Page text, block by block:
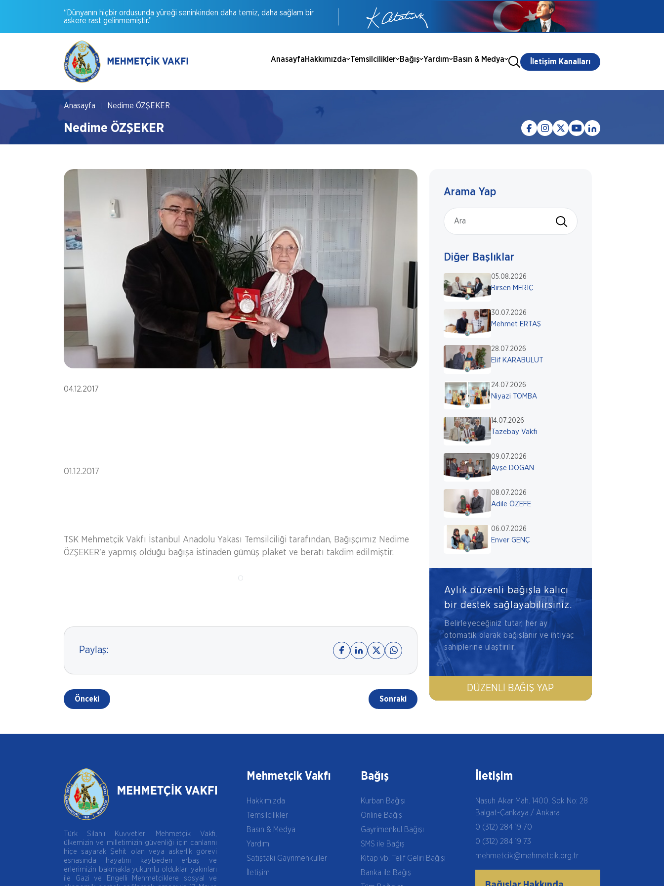
“Dünyanın hiçbir ordusunda yüreği seninkinden daha temiz, daha sağlam bir
askere rast gelinmemiştir.”
AnasayfaHakkımızda Temsilcilikler Bağış Yardım Basın & Medya İletişim Kanalları
Anasayfa Nedime ÖZŞEKER
Nedime ÖZŞEKER
04.12.2017
01.12.2017
TSK Mehmetçik Vakfı İstanbul Anadolu Yakası Temsilciliği tarafından, Bağışçımız Nedime
ÖZŞEKER'e yapmış olduğu bağışa istinaden gümüş plaket ve beratı takdim edilmiştir.
Paylaş:
Önceki Sonraki
Arama Yap
Diğer Başlıklar
05.08.2026
Birsen MERİÇ
30.07.2026
Mehmet ERTAŞ
28.07.2026
Elif KARABULUT
24.07.2026
Niyazi TOMBA
14.07.2026
Tazebay Vakfı
09.07.2026
Ayşe DOĞAN
08.07.2026
Adile ÖZEFE
06.07.2026
Enver GENÇ
Aylık düzenli bağışla kalıcı
bir destek sağlayabilirsiniz.
Belirleyeceğiniz tutar, her ay
otomatik olarak bağışlanır ve ihtiyaç
sahiplerine ulaştırılır.
DÜZENLI BAĞIŞ YAP
Türk Silahlı Kuvvetleri Mehmetçik Vakfı,
ülkemizin ve milletimizin güvenliği için canlarını
hiçe sayarak Şehit olan veya askerlik görevi
esnasında hayatını kaybeden erbaş ve
erlerimizin bakmakla yükümlü oldukları yakınları
ile Gazi ve Engelli Mehmetçiklere sosyal ve
Mehmetçik Vakfı
Hakkımızda
Temsilcilikler
Basın & Medya
Yardım
Satıştaki Gayrimenkuller
İletişim
Bağış
Kurban Bağışı
Online Bağış
Gayrimenkul Bağışı
SMS ile Bağış
Kitap vb. Telif Geliri Bağışı
Banka ile Bağış
İletişim
Nasuh Akar Mah. 1400. Sok No: 28
Balgat-Çankaya / Ankara
0 (312) 284 19 70
0 (312) 284 19 73
mehmetcik@mehmetcik.org.tr